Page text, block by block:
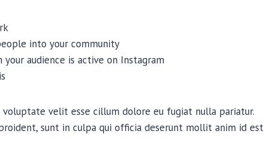
into your community
audience is active on Instagram
velit esse cillum dolore eu fugiat nulla pariatur.
sunt in culpa qui officia deserunt mollit anim id est